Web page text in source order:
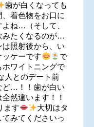
歯が白くなっても
着色物をお口に
よね…（そして、
みたくなるのが…
照射後から、い
ッケーです
で
ワイトニングで
人とのデート前
ど…！！歯が白い
然違います！！
ます
大切はタ
みてくださいっ